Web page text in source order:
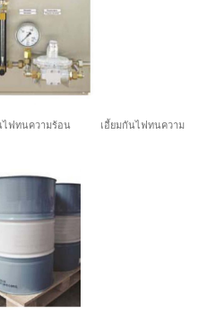
ฟทนความร้อน เอี้ยมกันไฟทนความ